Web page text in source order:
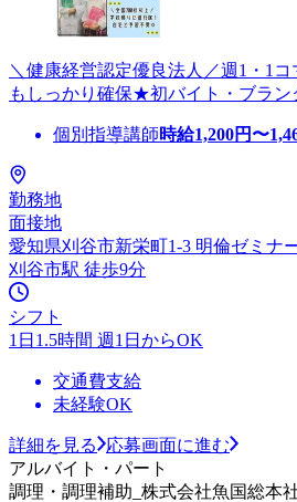
＼健康経営認定優良法人／週1・1
もしっかり確保★初バイト・ブラン
個別指導講師時給1,200円〜
勤務地
面接地
愛知県刈谷市新栄町1-3 明倫ゼミナ
刈谷市駅 徒歩9分
シフト
1日1.5時間 週1日からOK
交通費支給
未経験OK
詳細を見る
応募画面に進む
アルバイト・パート
調理・調理補助_株式会社魚国総本